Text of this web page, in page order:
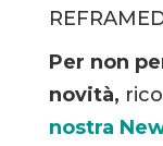
Per non
novità,
nostra